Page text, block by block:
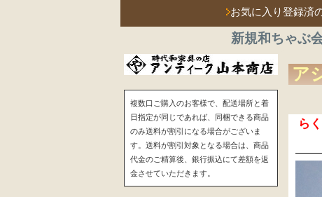
お気に入り登録済
新規和ちゃぶ
ア
ら
複数口ご購入のお客様で、配送場所と着
日指定が同じであれば、同梱できる商品
のみ送料が割引になる場合がございま
す。送料が割引対象となる場合は、商品
代金のご精算後、銀行振込にて差額を返
金させていただきます。